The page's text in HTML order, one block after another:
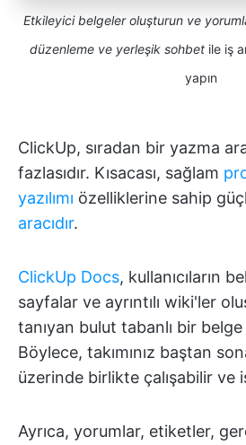
Etkileyici belgeler oluşturun ve
düzenleme ve yerleşik sohbet ile iş
yapın
ClickUp, sıradan bir yazma
fazlasıdır. Kısacası, sağlam
yazılımı özelliklerine sahip
aracıdır.
ClickUp Docs, kullanıcıların
sayfalar ve ayrıntılı wiki'ler
tanıyan bulut tabanlı bir belge
Böylece, takımınız baştan
üzerinde birlikte çalışabilir ve
Ayrıca, yorumlar, etiketler,